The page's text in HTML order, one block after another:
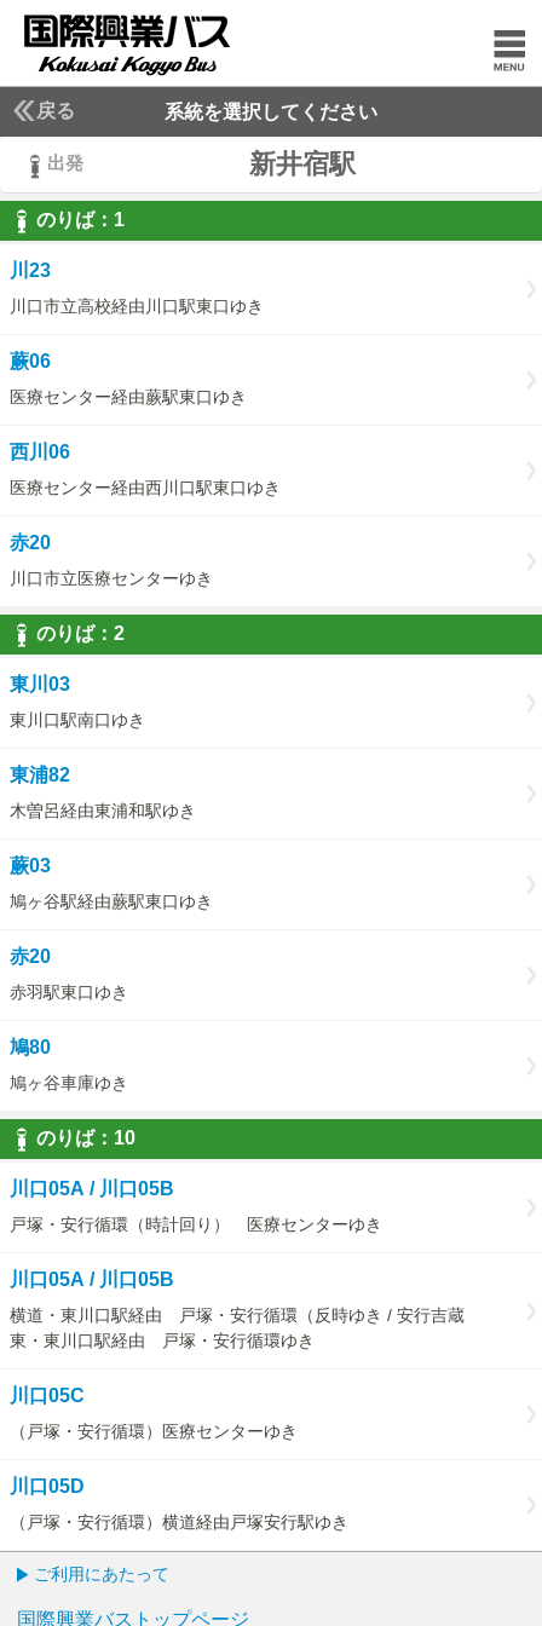
戻る 系統を選択してください
出発 新井宿駅
のりば： 1
1
川23
川口市立高校経由川口駅東口ゆき
蕨06
医療センター経由蕨駅東口ゆき
西川06
医療センター経由西川口駅東口ゆき
赤20
川口市立医療センターゆき
のりば： 2
2
東川03
東川口駅南口ゆき
東浦82
木曽呂経由東浦和駅ゆき
蕨03
鳩ヶ谷駅経由蕨駅東口ゆき
赤20
赤羽駅東口ゆき
鳩80
鳩ヶ谷車庫ゆき
のりば： 10
10
川口05A / 川口05B
戸塚・安行循環（時計回り） 医療センターゆき
川口05A / 川口05B
横道・東川口駅経由 戸塚・安行循環（反時ゆき / 安行吉蔵
東・東川口駅経由 戸塚・安行循環ゆき
川口05C
（戸塚・安行循環）医療センターゆき
川口05D
（戸塚・安行循環）横道経由戸塚安行駅ゆき
ご利用にあたって
国際興業バストップページ